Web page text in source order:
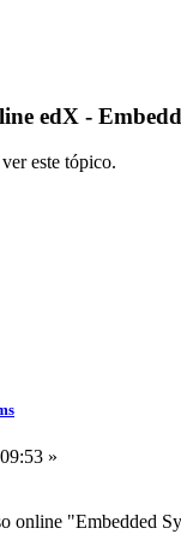
edX -
este tópico.
»
online "Embedded